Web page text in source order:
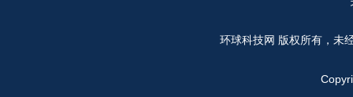
环球科技网 版权所有，未